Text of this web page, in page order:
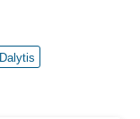
Dalytis